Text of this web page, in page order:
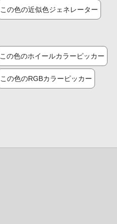
この色の近似色ジェネレーター
この色のホイールカラーピッカー
この色のRGBカラーピッカー